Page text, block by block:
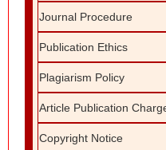
Journal Procedure
Publication Ethics
Plagiarism Policy
Article Publication
Copyright Notice